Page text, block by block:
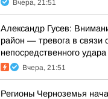
Вчера, 21:51
Александр Гусев:
район — тревога в связи
непосредственного
Вчера, 21:51
Регионы Черноземья